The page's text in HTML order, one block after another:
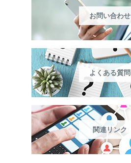
お問い合わせ
よくある質問
関連リンク